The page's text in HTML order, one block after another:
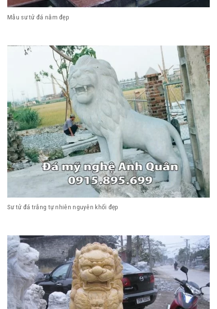
Mẫu sư tử đá nằm đẹp
Sư tử đá trắng tự nhiên nguyên khối đẹp